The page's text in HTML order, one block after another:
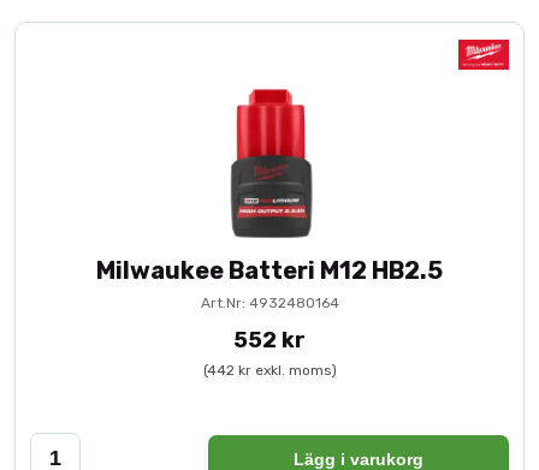
Milwaukee Batteri M12 HB2.5
Art.Nr: 4932480164
552 kr
(442 kr exkl. moms)
Lägg i varukorg